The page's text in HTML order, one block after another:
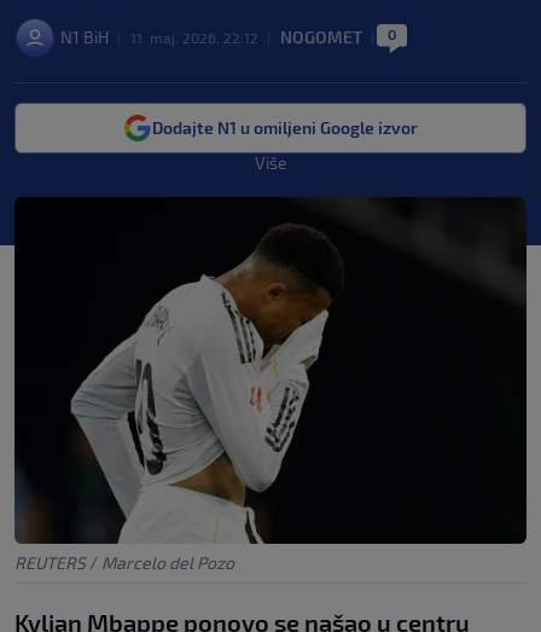
N1 BiH 11. maj. 2026. 22:12 NOGOMET 0
Dodajte N1 u omiljeni Google izvor
Više
REUTERS / Marcelo del Pozo
Kylian Mbappe ponovo se našao u centru